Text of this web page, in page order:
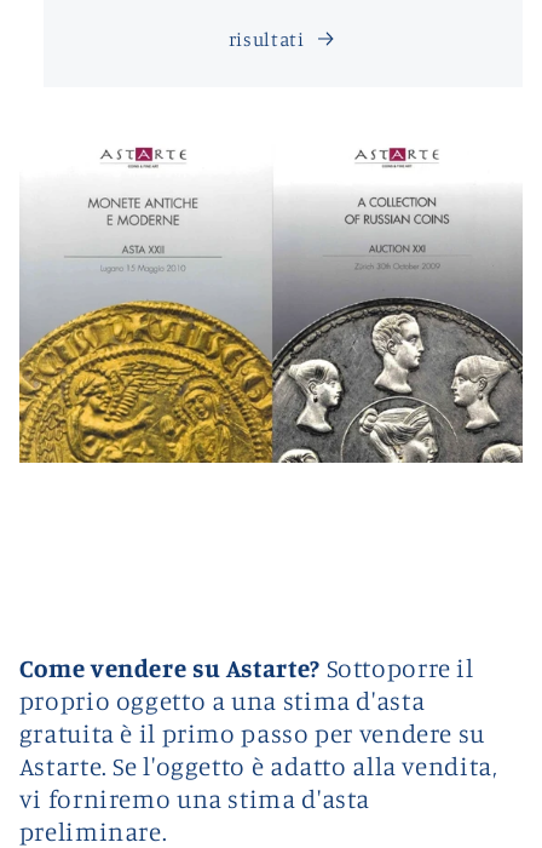
risultati
Come vendere su Astarte? Sottoporre il
proprio oggetto a una stima d'asta
gratuita è il primo passo per vendere su
Astarte. Se l'oggetto è adatto alla vendita,
vi forniremo una stima d'asta
preliminare.